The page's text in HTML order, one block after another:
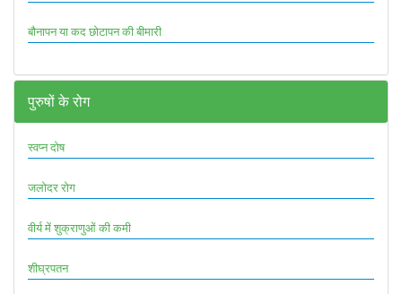
बौनापन या कद छोटापन की बीमारी
पुरुषों के रोग
स्वप्न दोष
जलोदर रोग
वीर्य में शुक्राणुओं की कमी
शीघ्रपतन